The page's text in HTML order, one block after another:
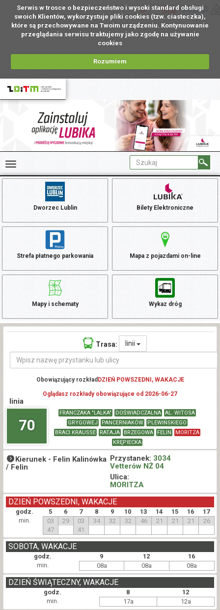
Serwis w trosce o bezpieczeństwo i wysoki standard obsługi
swoich Klientów, wykorzystuje pliki cookies (tzw. ciasteczka),
które są przechowywane na Twoim urządzeniu. Kontynuowanie
przeglądania serwisu traktujemy jako zgodę na używanie
cookies
Rozumiem
PL
Dworzec Lublin Bilety Elektroniczne
Strefa płatnego parkowania Mapa z pojazdami on-line
Mapy i schematy Wykaz dróg
Trasa: linii
Obowiązujący rozkład DZIEŃ POWSZEDNI, WAKACJE
Oglądasz rozkłady obowiązujące od 2026-06-27
linia
70
FRANCZAKA "LALKA" DOŚWIADCZALNA
AL. WITOSA
GRYGOWEJ
PANCERNIAKÓW
PLEWIŃSKIEGO
BRACI KRAUSSE
RATAJA BRZEGOWA FELIN
MORITZA
KRĘPIECKA
Kierunek - Felin Kalinówka
/ Felin
Przystanek: 3034
Vetterów NŻ 04
Ulica:
MORITZA
godz. 5 6 7 8 9 10 13 14 15 16 17
DZIEŃ POWSZEDNI, WAKACJE
min.
03
47
29
03
41
34 32 32 46 21 21 21 26
godz. 9 12 16
SOBOTA, WAKACJE
min. 08a 08a 08a
godz. 8 12
DZIEŃ ŚWIĄTECZNY, WAKACJE
min. 17a 12a